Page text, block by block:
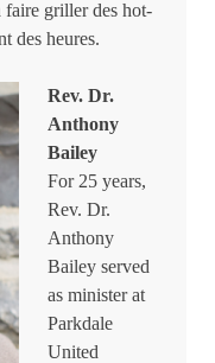
faire griller des hot-
des heures.
Rev. Dr.
Anthony
Bailey
For 25 years,
Rev. Dr.
Anthony
Bailey served
as minister at
Parkdale
United